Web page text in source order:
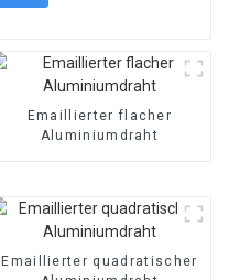
Emaillierter flacher
Aluminiumdraht
Emaillierter quadratischer